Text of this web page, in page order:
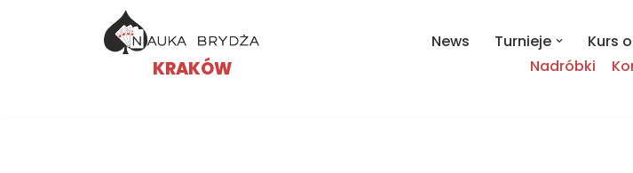
News Turnieje Kurs
KRAKÓW Nadróbki